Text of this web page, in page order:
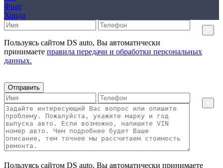
Фиат
Хонда
Пользуясь сайтом DS auto, Вы автоматически
принимаете правила передачи и обработки персональных
данных.
Отправить
Пользуясь сайтом DS auto, Вы автоматически принимаете